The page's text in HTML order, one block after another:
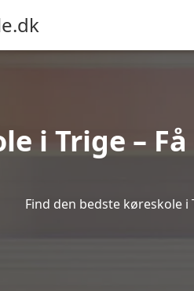
i Trige –
Find den bedste køreskole